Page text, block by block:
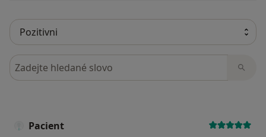
Hledejte v názorech
Pacient